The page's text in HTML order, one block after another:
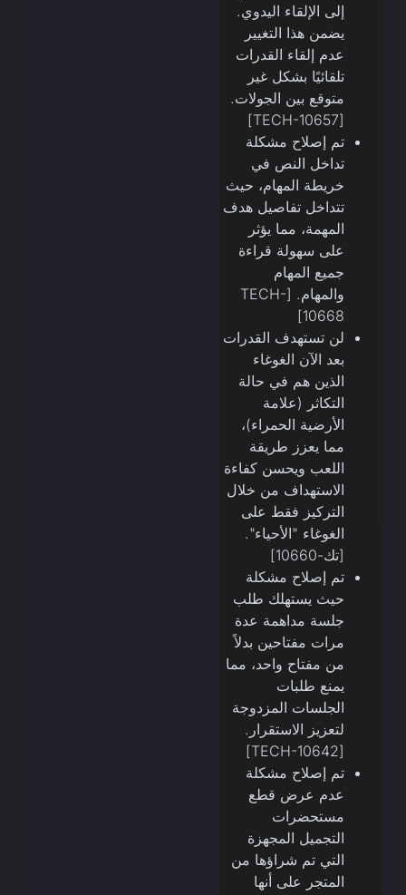
إلى الإلقاء اليدوي.
يضمن هذا التغيير
عدم إلقاء القدرات
تلقائيًا بشكل غير
متوقع بين الجولات.
[TECH-10657]
تم إصلاح مشكلة
تداخل النص في
خريطة المهام، حيث
تتداخل تفاصيل هدف
المهمة، مما يؤثر
على سهولة قراءة
جميع المهام
والمهام. [TECH-
10668]
لن تستهدف القدرات
بعد الآن الغوغاء
الذين هم في حالة
التكاثر (علامة
الأرضية الحمراء)،
مما يعزز طريقة
اللعب ويحسن كفاءة
الاستهداف من خلال
التركيز فقط على
الغوغاء "الأحياء".
[تك-10660]
تم إصلاح مشكلة
حيث يستهلك طلب
جلسة مداهمة عدة
مرات مفتاحين بدلاً
من مفتاح واحد، مما
يمنع طلبات
الجلسات المزدوجة
لتعزيز الاستقرار.
[TECH-10642]
تم إصلاح مشكلة
عدم عرض قطع
مستحضرات
التجميل المجهزة
التي تم شراؤها من
المتجر على أنها